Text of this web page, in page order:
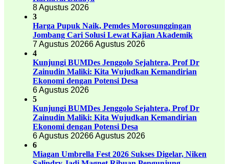
8 Agustus 2026
3
Harga Pupuk Naik, Pemdes Morosunggingan
Jombang Cari Solusi Lewat Kajian Akademik
7 Agustus 20266 Agustus 2026
4
Kunjungi BUMDes Jenggolo Sejahtera, Prof Dr
Zainudin Maliki: Kita Wujudkan Kemandirian
Ekonomi dengan Potensi Desa
6 Agustus 2026
5
Kunjungi BUMDes Jenggolo Sejahtera, Prof Dr
Zainudin Maliki: Kita Wujudkan Kemandirian
Ekonomi dengan Potensi Desa
6 Agustus 20266 Agustus 2026
6
Miagan Umbrella Fest 2026 Sukses Digelar, Niken